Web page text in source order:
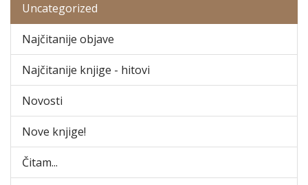
Uncategorized
Najčitanije objave
Najčitanije knjige - hitovi
Novosti
Nove knjige!
Čitam...